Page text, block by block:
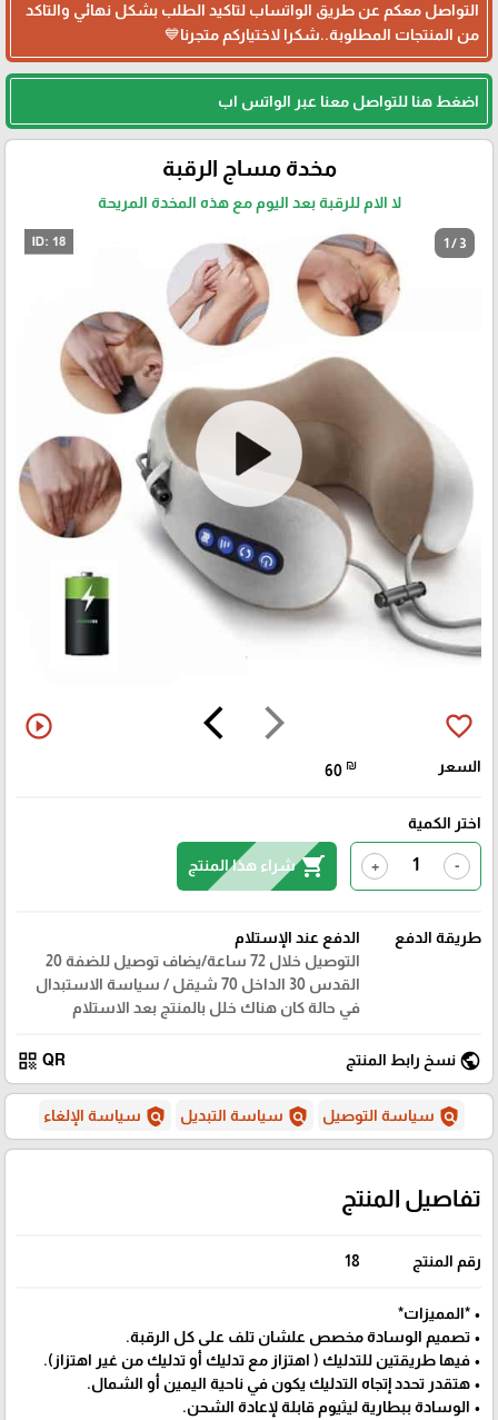
التواصل معكم عن طريق الواتساب لتاكيد الطلب بشكل نهائي والتاكد
من المنتجات المطلوبة..شكرا لاختياركم متجرنا💙
اضغط هنا للتواصل معنا عبر الواتس اب
مخدة مساج الرقبة
لا الام للرقبة بعد اليوم مع هذه المخدة المريحة
1 / 3
arrow_forward_ios
arrow_back_ios favorite_border
play_circle_outline
السعر 60 ₪
اختر الكمية
-
+
shopping_cartشراء هذا المنتج
طريقة الدفع
الدفع عند الإستلام
التوصيل خلال 72 ساعة/يضاف توصيل للضفة 20
القدس 30 الداخل 70 شيقل / سياسة الاستبدال
في حالة كان هناك خلل بالمنتج بعد الاستلام
public نسخ رابط المنتج QR
qr_code
policy سياسة التوصيل policy سياسة التبديل policy سياسة الإلغاء
تفاصيل المنتج
رقم المنتج 18
• *المميزات*
• تصميم الوسادة مخصص علشان تلف على كل الرقبة.
• فيها طريقتين للتدليك ( اهتزاز مع تدليك أو تدليك من غير اهتزاز).
• هتقدر تحدد إتجاه التدليك يكون في ناحية اليمين أو الشمال.
• الوسادة ببطارية ليثيوم قابلة لإعادة الشحن.